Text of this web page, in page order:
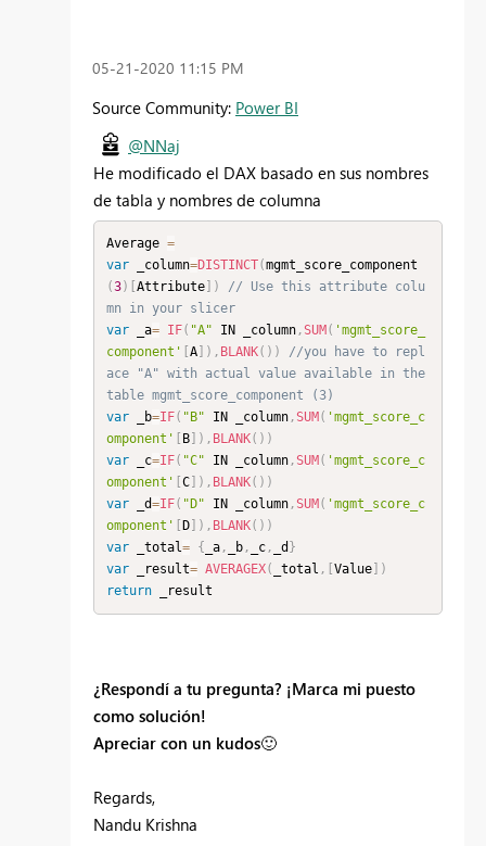
‎05-21-2020 11:15 PM
Source Community: Power BI
@NNaj
He modificado el DAX basado en sus nombres
de tabla y nombres de columna
Average =
var _column=DISTINCT(
(3) Attribute] )
// Use this attribute colu
mn in your slicer
var _a= IF( "A" IN _column,SUM ( 'mgmt_score_
component'
A] ) , BLANK( ) )
//you have to repl
ace "A" with actual value available in the
table mgmt_score_component (3)
var _b=IF( "B" IN _column,SUM ( 'mgmt_score_c
omponent'
B] ) , BLANK( ) )
var _c=IF( "C" IN _column,SUM ( 'mgmt_score_c
omponent'
C] ) , BLANK( ) )
var _d=IF( "D" IN _column,SUM ( 'mgmt_score_c
omponent'
D] ) , BLANK( ) )
var _total= { _a, _b, _c, _d }
var _result= AVERAGEX( _total , Value]
)
return _result
¿Respondí a tu pregunta? ¡Marca mi puesto
como solución!
Apreciar con un kudos🙂
Regards,
Nandu Krishna